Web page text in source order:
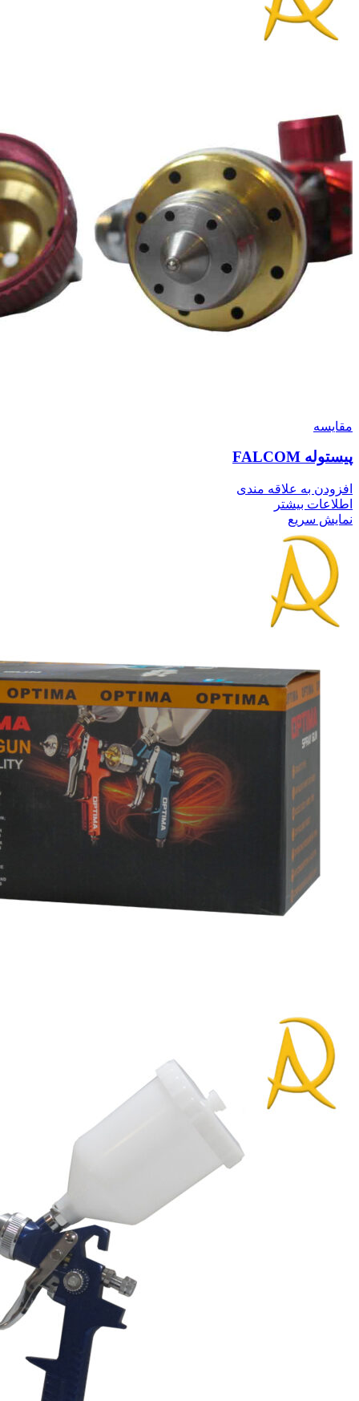
مقايسه
پیستوله FALCOM
افزودن به علاقه مندی
اطلاعات بیشتر
نمایش سریع